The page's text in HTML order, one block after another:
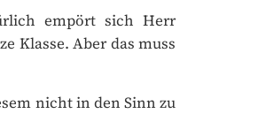
empört sich Herr
Aber das muss
nicht in den Sinn zu